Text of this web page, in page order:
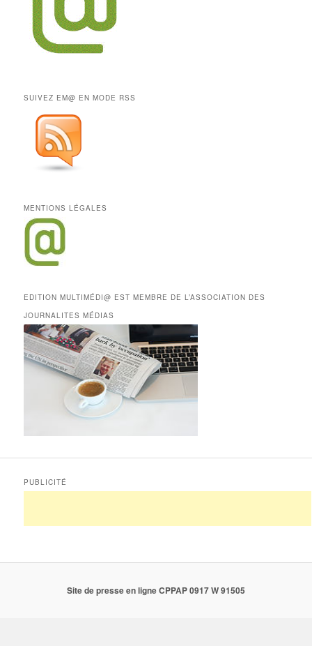
SUIVEZ EM@ EN MODE RSS
MENTIONS LÉGALES
EDITION MULTIMÉDI@ EST MEMBRE DE L’ASSOCIATION DES
JOURNALITES MÉDIAS
PUBLICITÉ
Site de presse en ligne CPPAP 0917 W 91505